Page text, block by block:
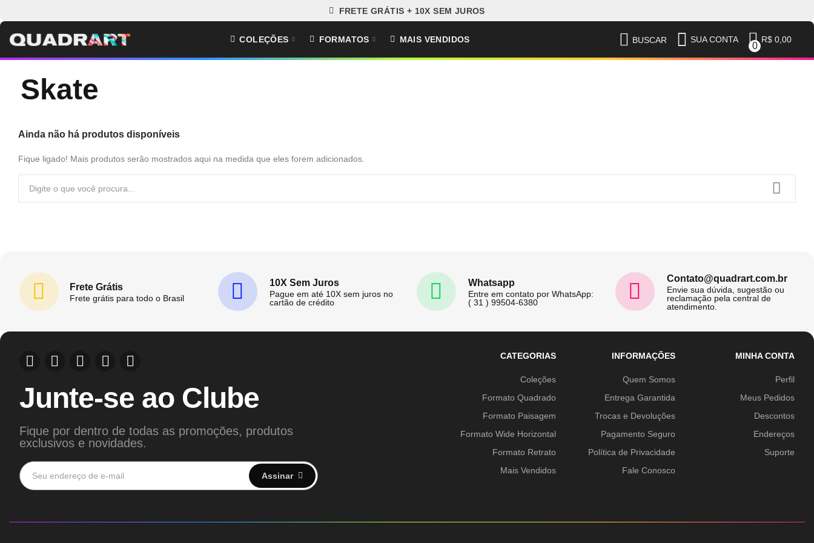
FRETE GRÁTIS + 10X SEM JUROS
COLEÇÕES FORMATOS MAIS VENDIDOS BUSCAR SUA CONTA
0
R$ 0,00
Skate
Ainda não há produtos disponíveis
Fique ligado! Mais produtos serão mostrados aqui na medida que eles forem adicionados.
Frete Grátis
Frete grátis para todo o Brasil
10X Sem Juros
Pague em até 10X sem juros no
cartão de crédito
Whatsapp
Entre em contato por WhatsApp:
( 31 ) 99504-6380
Contato@quadrart.com.br
Envie sua dúvida, sugestão ou
reclamação pela central de
atendimento.
Junte-se ao Clube
Fique por dentro de todas as promoções, produtos
exclusivos e novidades.
Assinar
CATEGORIAS
Coleções
Formato Quadrado
Formato Paisagem
Formato Wide Horizontal
Formato Retrato
Mais Vendidos
INFORMAÇÕES
Quem Somos
Entrega Garantida
Trocas e Devoluções
Pagamento Seguro
Política de Privacidade
Fale Conosco
MINHA CONTA
Perfil
Meus Pedidos
Descontos
Endereços
Suporte